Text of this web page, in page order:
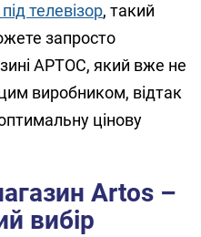
телевізор, такий
запросто
АРТОС, який вже не
виробником, відтак
цінову
Artos –
вибір